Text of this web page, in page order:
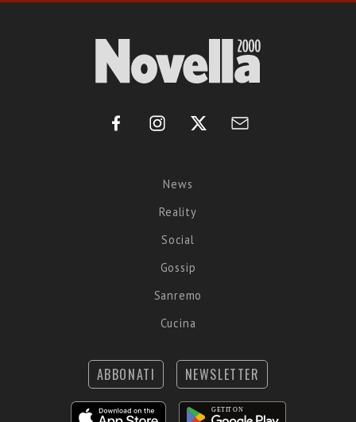
News
Reality
Social
Gossip
Sanremo
Cucina
ABBONATI NEWSLETTER